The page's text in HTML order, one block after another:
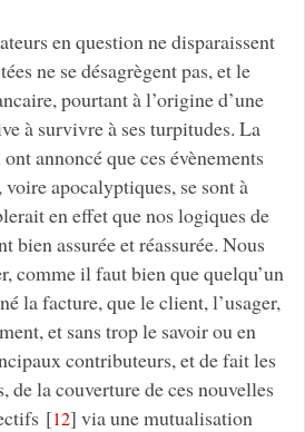
en question ne disparaissent
ne se désagrègent pas, et le
pourtant à l’origine d’une
à survivre à ses turpitudes. La
annoncé que ces évènements
apocalyptiques, se sont à
en effet que nos logiques de
bien assurée et réassurée. Nous
comme il faut bien que quelqu’un
la facture, que le client, l’usager,
et sans trop le savoir ou en
contributeurs, et de fait les
de la couverture de ces nouvelles
[12] via une mutualisation